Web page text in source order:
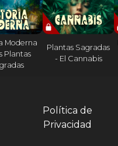
Moderna
Plantas
Plantas Sagradas
- El Cannabis
Política de
Privacidad